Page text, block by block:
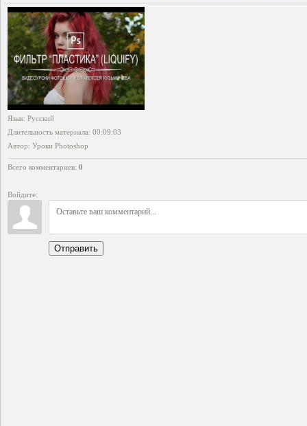
Язык: Русский
Длительность материала: 00:09:03
Автор: Уроки Photoshop
Всего комментариев: 0
Войдите:
Отправить